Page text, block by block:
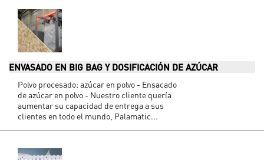
ENVASADO EN BIG BAG Y DOSIFICACIÓN DE AZÚCAR
Polvo procesado: azúcar en polvo - Ensacado
de azúcar en polvo - Nuestro cliente quería
aumentar su capacidad de entrega a sus
clientes en todo el mundo, Palamatic...